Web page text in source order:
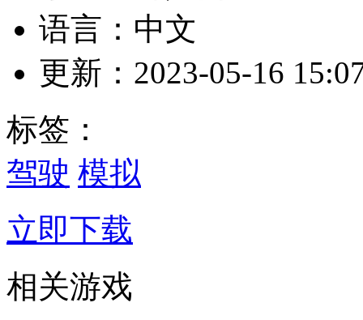
语言：中文
更新：2023-05-16
标签：
驾驶 模拟
立即下载
相关游戏